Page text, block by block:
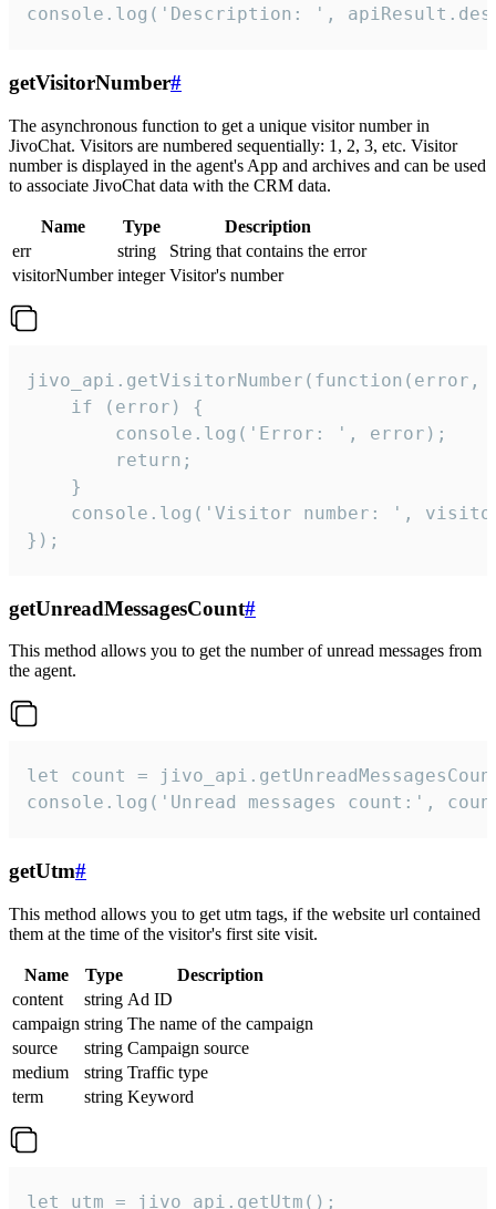
console.log('Description: ',
getVisitorNumber#
The asynchronous function to get a unique visitor number in
JivoChat. Visitors are numbered sequentially: 1, 2, 3, etc. Visitor
number is displayed in the agent's App and archives and can be used
to associate JivoChat data with the CRM data.
Name Type
Description
err
string
String that contains the error
visitorNumber integer Visitor's number
jivo_api.getVisitorNumber(function(error,
    if (error) {
        console.log('Error: ', error);
        return;
    }
console.log('Visitor number: ',
});
getUnreadMessagesCount#
This method allows you to get the number of unread messages from
the agent.
let count =
console.log('Unread messages count:',
getUtm#
This method allows you to get utm tags, if the website url contained
them at the time of the visitor's first site visit.
Name Type
Description
content
string Ad ID
campaign string The name of the campaign
source
string Campaign source
medium
string Traffic type
term
string Keyword
let utm = jivo_api.getUtm();